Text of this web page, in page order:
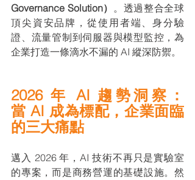
Governance Solution） 。透過整合全球
頂尖資安品牌，從使用者端、身分驗
證、流量管制到伺服器與模型監控，為
企業打造一條滴水不漏的 AI 縱深防禦。
2026 年 AI 趨勢洞察：
當 AI 成為標配，企業面臨
的三大痛點
邁入 2026 年，AI 技術不再只是實驗室
的專案，而是商務營運的基礎設施。然